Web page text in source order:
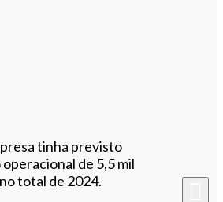
tinha previsto
de 5,5 mil
total de 2024.